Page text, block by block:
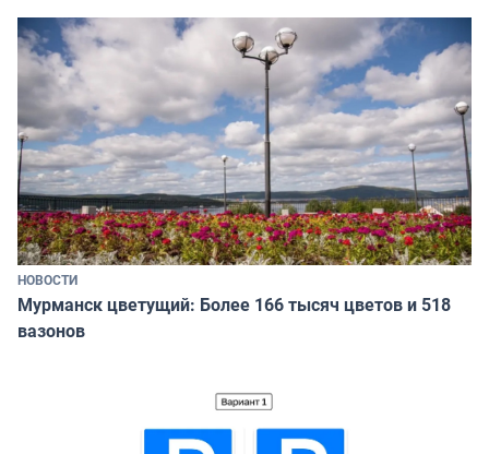
НОВОСТИ
Мурманск цветущий: Более 166 тысяч цветов и 518
вазонов